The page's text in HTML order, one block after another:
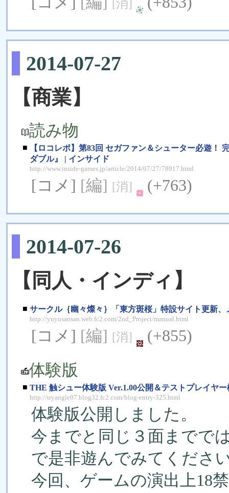
[消]
2014-07-27
【商業】
読み物
■
【ロコレポ】第83回 セガファン＆シューター必遊
ダブル』 | インサイド
http://www.inside-games.jp/article/2014/07/27/78917.html
[コメ] [編] [消] (+763)
2014-07-26
【同人・インディ】
■ サークル｛幽々燦々｝「東方斑桜」特設サイト更新
http://yuyusansan.web.fc2.com/2nd_Project/manual.html
[コメ] [編] [消]
(+855)
体験版
■ THE 触シュー体験版 Ver.1.00公開＆テストプレイヤー
http://tryangle07.blog32.fc2.com/blog-entry-325.html
体験版公開しました。
今までと同じ３面までで
で是非遊んでみてくださ
今回、ゲームの演出上18